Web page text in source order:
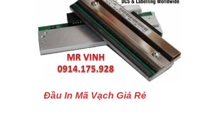
Đầu In Mã Vạch Giá Rẻ